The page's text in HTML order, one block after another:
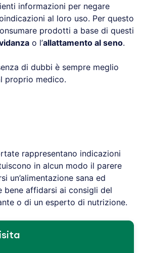
informazioni per negare
al loro uso. Per questo
prodotti a base di questi
o l’allattamento al seno.
di dubbi è sempre meglio
proprio medico.
rappresentano indicazioni
in alcun modo il parere
un’alimentazione sana ed
bene affidarsi ai consigli del
o di un esperto di nutrizione.